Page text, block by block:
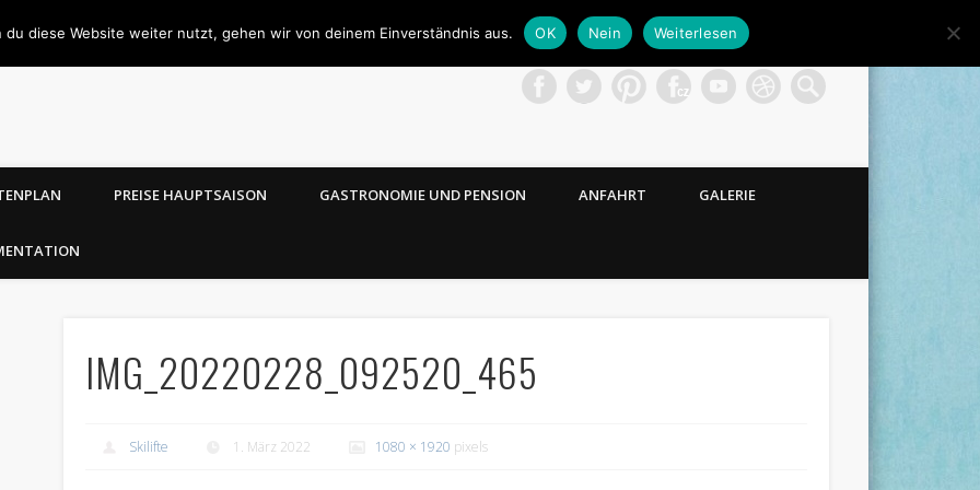
PREISE HAUPTSAISON GASTRONOMIE UND PENSION ANFAHRT GALERIE
IMG_20220228_092520_465
Skilifte 1. März 2022 1080 × 1920 pixels
du diese Website weiter nutzt, gehen wir von deinem Einverständnis aus. OK Nein Weiterlesen